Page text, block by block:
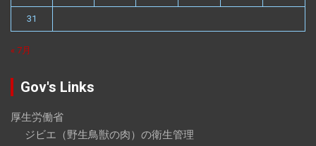
31
« 7月
Gov's Links
厚生労働省
ジビエ（野生鳥獣の肉）の衛生管理